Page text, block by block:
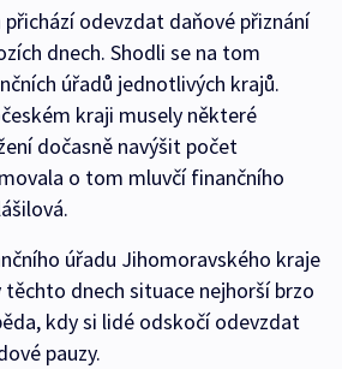
odevzdat daňové přiznání
dnech. Shodli se na tom
úřadů jednotlivých krajů.
kraji musely některé
dočasně navýšit počet
o tom mluvčí finančního
úřadu Jihomoravského kraje
těchto dnech situace nejhorší brzo
kdy si lidé odskočí odevzdat
pauzy.